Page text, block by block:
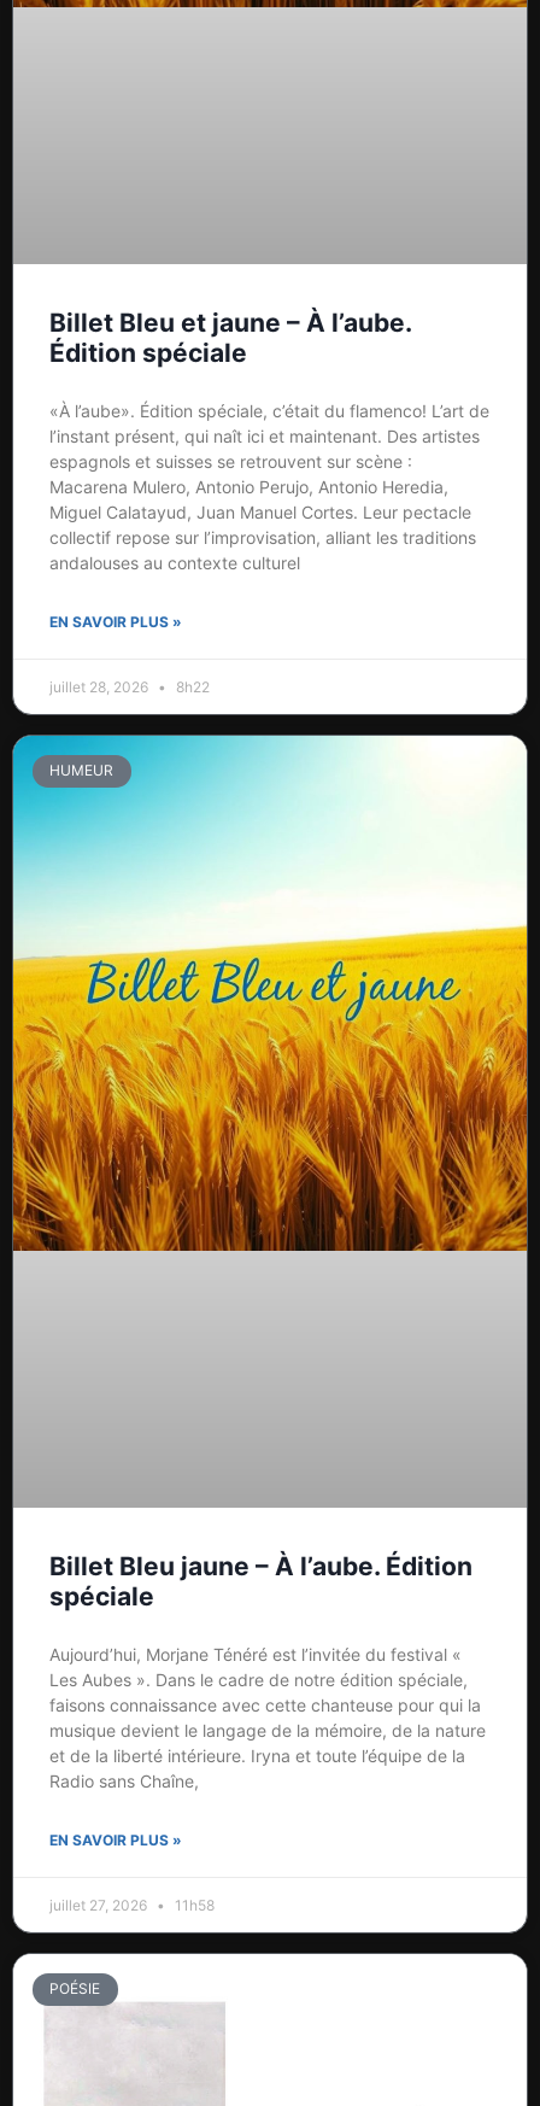
Billet Bleu et jaune – À l’aube.
Édition spéciale
«À l’aube». Édition spéciale, c’était du flamenco! L’art de
l’instant présent, qui naît ici et maintenant. Des artistes
espagnols et suisses se retrouvent sur scène :
Macarena Mulero, Antonio Perujo, Antonio Heredia,
Miguel Calatayud, Juan Manuel Cortes. Leur pectacle
collectif repose sur l’improvisation, alliant les traditions
andalouses au contexte culturel
EN SAVOIR PLUS »
juillet 28, 2026 8h22
HUMEUR
Billet Bleu jaune – À l’aube. Édition
spéciale
Aujourd’hui, Morjane Ténéré est l’invitée du festival «
Les Aubes ». Dans le cadre de notre édition spéciale,
faisons connaissance avec cette chanteuse pour qui la
musique devient le langage de la mémoire, de la nature
et de la liberté intérieure. Iryna et toute l’équipe de la
Radio sans Chaîne,
EN SAVOIR PLUS »
juillet 27, 2026 11h58
POÉSIE